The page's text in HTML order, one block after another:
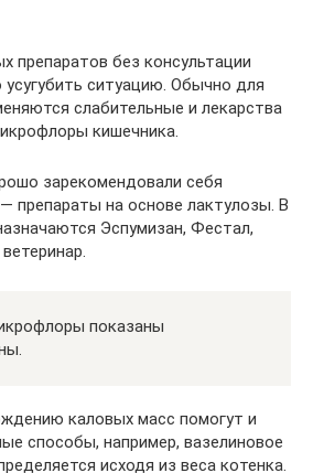
препаратов без консультации
ситуацию. Обычно для
слабительные и лекарства
кишечника.
зарекомендовали себя
препараты на основе лактулозы. В
Эспумизан, Фестал,
показаны
каловых масс помогут и
способы, например, вазелиновое
исходя из веса котенка.